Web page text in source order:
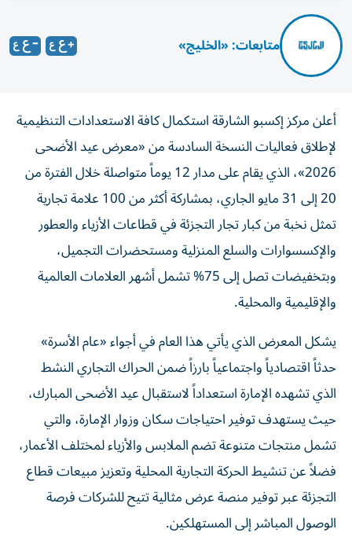
متابعات: «الخليج»
أعلن مركز إكسبو الشارقة استكمال كافة الاستعدادات التنظيمية
لإطلاق فعاليات النسخة السادسة من «معرض عيد الأضحى
2026»، الذي يقام على مدار 12 يوماً متواصلة خلال الفترة من
20 إلى 31 مايو الجاري، بمشاركة أكثر من 100 علامة تجارية
تمثل نخبة من كبار تجار التجزئة في قطاعات الأزياء والعطور
والإكسسوارات والسلع المنزلية ومستحضرات التجميل،
وبتخفيضات تصل إلى 75% تشمل أشهر العلامات العالمية
والإقليمية والمحلية.
يشكل المعرض الذي يأتي هذا العام في أجواء «عام الأسرة»
حدثاً اقتصادياً واجتماعياً بارزاً ضمن الحراك التجاري النشط
الذي تشهده الإمارة استعداداً لاستقبال عيد الأضحى المبارك،
حيث يستهدف توفير احتياجات سكان وزوار الإمارة، والتي
تشمل منتجات متنوعة تضم الملابس والأزياء لمختلف الأعمار،
فضلاً عن تنشيط الحركة التجارية المحلية وتعزيز مبيعات قطاع
التجزئة عبر توفير منصة عرض مثالية تتيح للشركات فرصة
الوصول المباشر إلى المستهلكين.